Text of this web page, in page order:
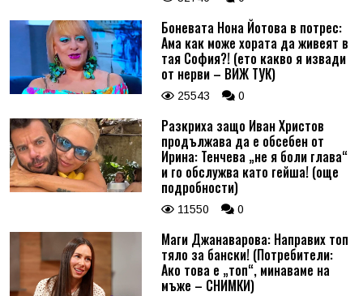
Боневата Нона Йотова в потрес:
Ама как може хората да живеят в
тая София?! (ето какво я извади
от нерви – ВИЖ ТУК)
25543 0
Разкриха защо Иван Христов
продължава да е обсебен от
Ирина: Тенчева „не я боли глава“
и го обслужва като гейша! (още
подробности)
11550 0
Маги Джанаварова: Направих топ
тяло за бански! (Потребители:
Ако това е „топ“, минаваме на
мъже – СНИМКИ)